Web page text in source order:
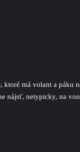
má volant a páku
nájsť, netypicky, na